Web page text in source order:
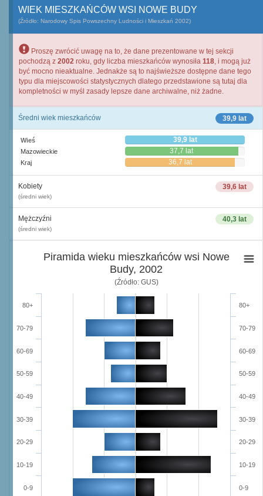
WIEK MIESZKAŃCÓW WSI NOWE BUDY
(Źródło: Narodowy Spis Powszechny Ludności i Mieszkań 2002)
Proszę zwrócić uwagę na to, że dane prezentowane w tej sekcji
pochodzą z 2002 roku, gdy liczba mieszkańców wynosiła 118, i mogą już
być mocno nieaktualne. Jednakże są to najświeższe dostępne dane tego
typu dla miejscowości statystycznych dlatego przedstawione są tutaj dla
kompletności w myśl zasady lepsze dane archiwalne, niż żadne.
39,9 lat
Średni wiek mieszkańców
Wieś 39,9 lat
Mazowieckie 37,7 lat
Kraj 36,7 lat
39,6 lat
Kobiety
(średni wiek)
40,3 lat
Mężczyźni
(średni wiek)
Piramida wieku mieszkańców wsi Nowe
Budy, 2002
(Źródło: GUS)
0-9
10-19
20-29
30-39
40-49
50-59
60-69
70-79
80+
0-9
10-19
20-29
30-39
40-49
50-59
60-69
70-79
80+